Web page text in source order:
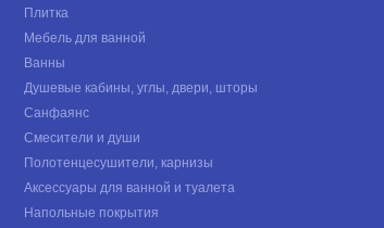
Плитка
Мебель для ванной
Ванны
Душевые кабины, углы, двери, шторы
Санфаянс
Смесители и души
Полотенцесушители, карнизы
Аксессуары для ванной и туалета
Напольные покрытия